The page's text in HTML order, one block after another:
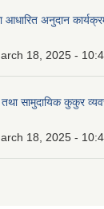
आधारित अनुदान
18, 2025 -
सामुदायिक कुकुर
18, 2025 -